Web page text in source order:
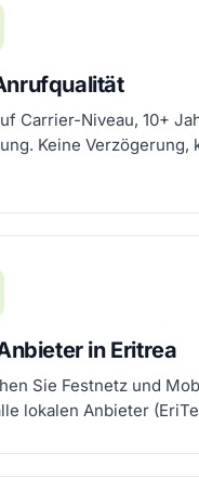
Carrier-Niveau, 10+
Keine Verzögerung,
in Eritrea
Sie Festnetz und
lokalen Anbieter